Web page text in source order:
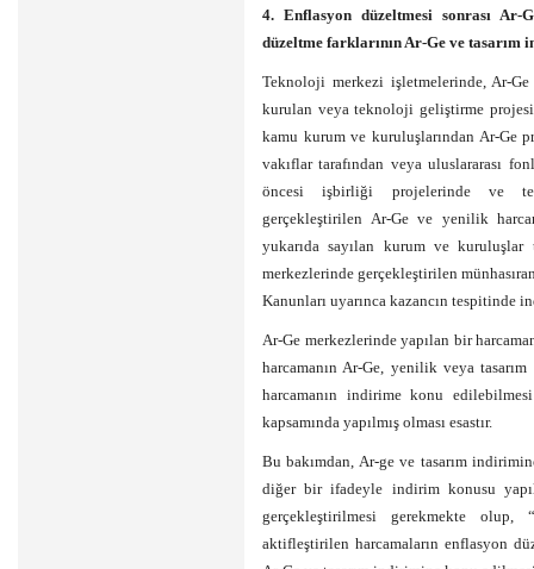
4. Enflasyon düzeltmesi sonrası Ar-
düzeltme farklarının Ar-Ge ve
Teknoloji merkezi işletmelerinde, Ar-
kurulan veya teknoloji geliştirme projesi
kamu kurum ve kuruluşlarından Ar-Ge
vakıflar tarafından veya uluslararası
öncesi işbirliği projelerinde ve
gerçekleştirilen Ar-Ge ve yenilik
yukarıda sayılan kurum ve kuruluşlar
merkezlerinde gerçekleştirilen
Kanunları uyarınca kazancın tespitinde
Ar-Ge merkezlerinde yapılan bir
harcamanın Ar-Ge, yenilik veya
harcamanın indirime konu
kapsamında yapılmış olması esastır.
Bu bakımdan, Ar-ge ve tasarım
diğer bir ifadeyle indirim konusu
gerçekleştirilmesi gerekmekte olup,
aktifleştirilen harcamaların enflasyon